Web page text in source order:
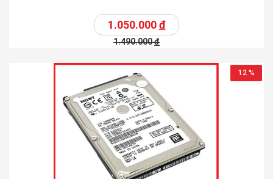
1.050.000đ
1.490.000đ
12 %